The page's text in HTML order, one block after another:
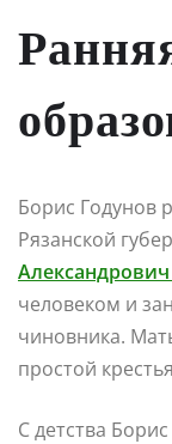
Борис Годунов
Рязанской
человеком и
чиновника.
простой
С детства